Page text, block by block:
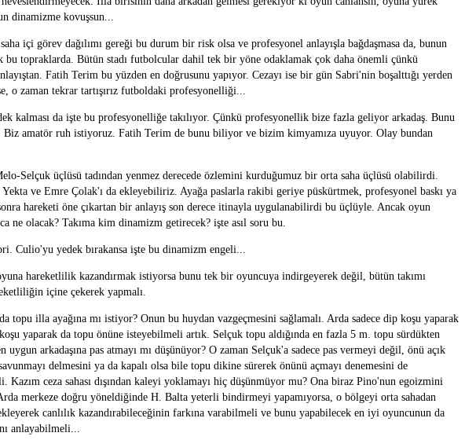
dinamizme kovuşsun...
içi görev dağılımı gereği bu durum bir risk olsa ve profesyonel anlayışla bağdaşmasa da, bunun
bu topraklarda. Bütün stadı futbolcular dahil tek bir yöne odaklamak çok daha önemli çünkü
Fatih Terim bu yüzden en doğrusunu yapıyor. Cezayı ise bir gün Sabri'nin boşalttığı yerden
o zaman tekrar tartışırız futboldaki profesyonelliği...
kalması da işte bu profesyonelliğe takılıyor. Çünkü profesyonellik bize fazla geliyor arkadaş. Bunu
Biz amatör ruh istiyoruz. Fatih Terim de bunu biliyor ve bizim kimyamıza uyuyor. Olay bundan
Selçuk üçlüsü tadından yenmez derecede özlemini kurduğumuz bir orta saha üçlüsü olabilirdi.
Yekta ve Emre Çolak'ı da ekleyebiliriz. Ayağa paslarla rakibi geriye püskürtmek, profesyonel baskı ya
hareketi öne çıkartan bir anlayış son derece itinayla uygulanabilirdi bu üçlüyle. Ancak oyun
ne olacak? Takıma kim dinamizm getirecek? işte asıl soru bu.
Culio'yu yedek bırakansa işte bu dinamizm engeli...
hareketlilik kazandırmak istiyorsa bunu tek bir oyuncuya indirgeyerek değil, bütün takımı
içine çekerek yapmalı.
topu illa ayağına mı istiyor? Onun bu huydan vazgeçmesini sağlamalı. Arda sadece dip koşu yaparak
yaparak da topu önüne isteyebilmeli artık. Selçuk topu aldığında en fazla 5 m. topu sürdükten
uygun arkadaşına pas atmayı mı düşünüyor? O zaman Selçuk'a sadece pas vermeyi değil, önü açık
delmesini ya da kapalı olsa bile topu dikine sürerek önünü açmayı denemesini de
Kazım ceza sahası dışından kaleyi yoklamayı hiç düşünmüyor mu? Ona biraz Pino'nun egoizmini
merkeze doğru yöneldiğinde H. Balta yeterli bindirmeyi yapamıyorsa, o bölgeyi orta sahadan
canlılık kazandırabileceğinin farkına varabilmeli ve bunu yapabilecek en iyi oyuncunun da
anlayabilmeli...